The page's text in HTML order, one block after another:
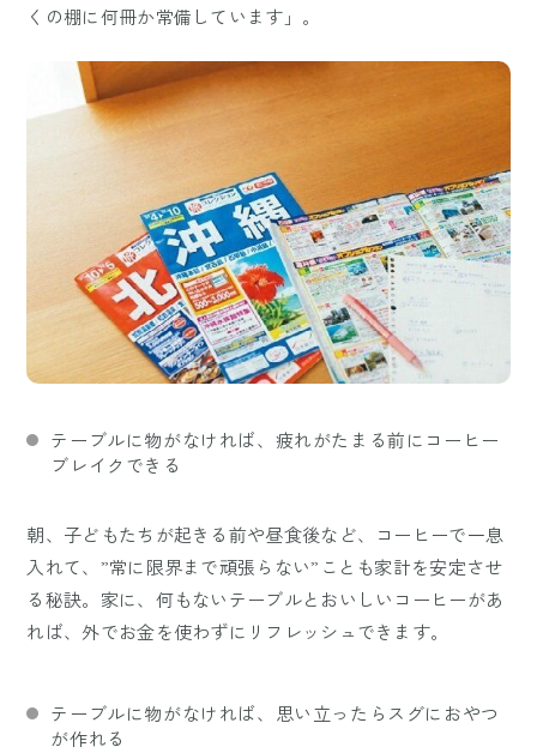
くの棚に何冊か常備しています」。
テーブルに物がなければ、疲れがたまる前にコーヒー
ブレイクできる
朝、子どもたちが起きる前や昼食後など、コーヒーで一息
入れて、”常に限界まで頑張らない”ことも家計を安定させ
る秘訣。家に、何もないテーブルとおいしいコーヒーがあ
れば、外でお金を使わずにリフレッシュできます。
テーブルに物がなければ、思い立ったらスグにおやつ
が作れる